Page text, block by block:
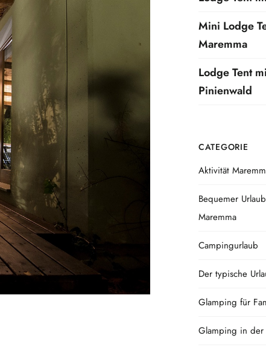
Mini Lodge
Maremma
Lodge Tent
Pinienwald
CATEGORIE
Aktivität
Bequemer
Maremma
Campingurlaub
Der typische
Glamping für
Glamping in der